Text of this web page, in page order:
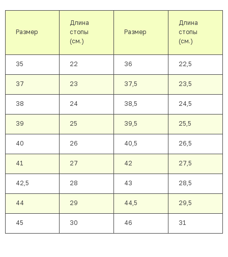
Размер
Длина
стопы
(см.)
Размер
Длина
стопы
(см.)
35 22 36 22,5
37 23 37,5 23,5
38 24 38,5 24,5
39 25 39,5 25,5
40 26 40,5 26,5
41 27 42 27,5
42,5 28 43 28,5
44 29 44,5 29,5
45 30 46 31